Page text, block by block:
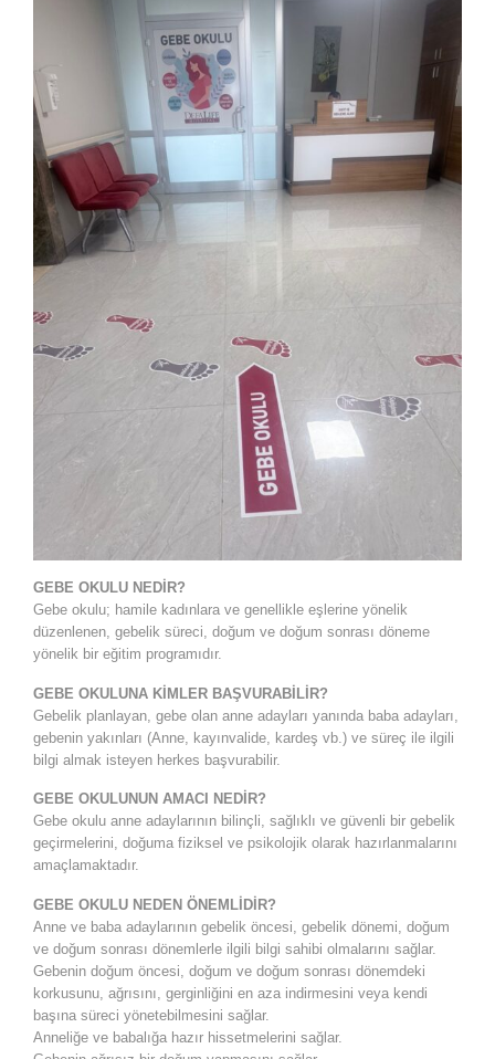
GEBE OKULU NEDİR?
Gebe okulu; hamile kadınlara ve genellikle eşlerine yönelik
düzenlenen, gebelik süreci, doğum ve doğum sonrası döneme
yönelik bir eğitim programıdır.
GEBE OKULUNA KİMLER BAŞVURABİLİR?
Gebelik planlayan, gebe olan anne adayları yanında baba adayları,
gebenin yakınları (Anne, kayınvalide, kardeş vb.) ve süreç ile ilgili
bilgi almak isteyen herkes başvurabilir.
GEBE OKULUNUN AMACI NEDİR?
Gebe okulu anne adaylarının bilinçli, sağlıklı ve güvenli bir gebelik
geçirmelerini, doğuma fiziksel ve psikolojik olarak hazırlanmalarını
amaçlamaktadır.
GEBE OKULU NEDEN ÖNEMLİDİR?
Anne ve baba adaylarının gebelik öncesi, gebelik dönemi, doğum
ve doğum sonrası dönemlerle ilgili bilgi sahibi olmalarını sağlar.
Gebenin doğum öncesi, doğum ve doğum sonrası dönemdeki
korkusunu, ağrısını, gerginliğini en aza indirmesini veya kendi
başına süreci yönetebilmesini sağlar.
Anneliğe ve babalığa hazır hissetmelerini sağlar.